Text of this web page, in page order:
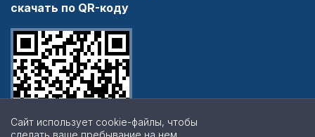
скачать по QR-коду
Сайт использует cookie-файлы, чтобы
сделать ваше пребывание на нем